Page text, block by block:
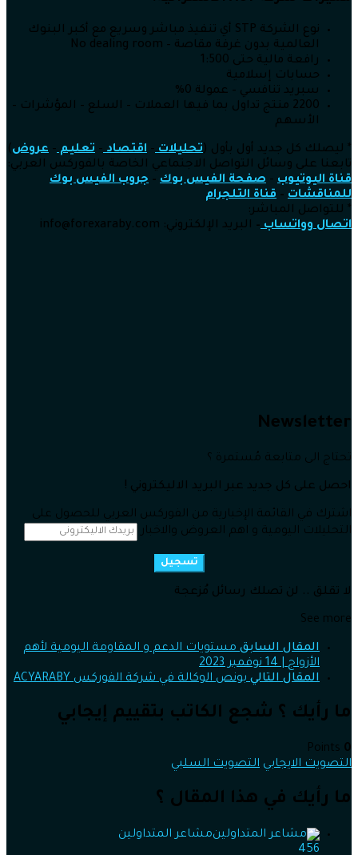
نوع الشركة STP أي تنفيذ مباشر وسريع مع أكبر البنوك
العالمية بدون غرفة مقاصة – No dealing room
رافعة مالية حتى 1:500
حسابات إسلامية
سبريد تنافسي – عمولة 0%
2200 منتج تداول بما فيها العملات – السلع – المؤشرات –
الأسهم
* ليصلك كل جديد أول بأول (تحليلات– اقتصاد– تعليم– عروض)
تابعنا على وسائل التواصل الاجتماعي الخاصة بالفوركس العربي:
قناة اليوتيوب – صفحة الفيس بوك – جروب الفيس بوك
للمناقشات – قناة التلجرام
* للتواصل المباشر:
اتصال وواتساب– البريد الإلكتروني: info@forexaraby.com
Newsletter
تحتاج الى متابعة مُستمرة ؟
احصل على كل جديد عبر البريد الاليكتروني !
اشترك في القائمة الإخبارية من الفوركس العربي للحصول على
التحليلات اليومية و اهم العروض والاخبار
تسجيل
لا تقلق .. لن تصلك رسائل مُزعجة
See more
المقال السابق مستويات الدعم و المقاومة اليومية لأهم
الأزواج | 14 نوفمبر 2023
المقال التالي بونص الوكالة في شركة الفوركس ACYARABY
ما رأيك ؟ شجع الكاتب بتقييم إيجابي
0
التصويت الايجابي التصويت السلبي
ما رأيك في هذا المقال ؟
مشاعر المتداولين
456